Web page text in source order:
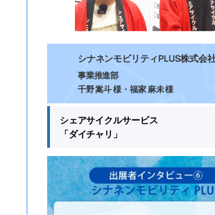
シナネンモビリティPLUS株式会
事業推進部
千野 嵩斗 様・福家 麻未 様
シェアサイクルサービス
「ダイチャリ」